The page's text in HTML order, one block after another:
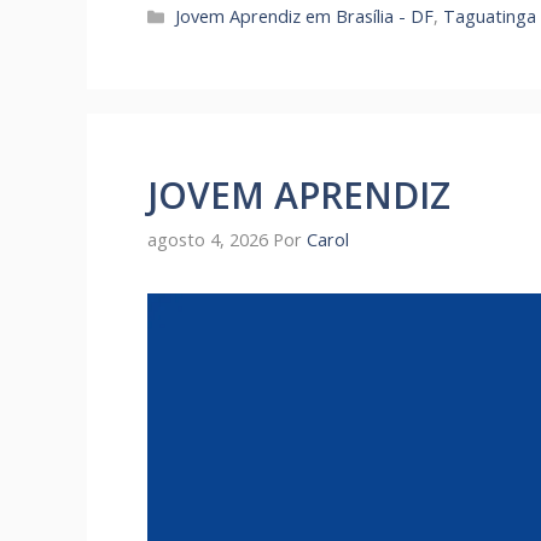
Categorias
Jovem Aprendiz em Brasília - DF, Taguatinga
JOVEM APRENDIZ
agosto 4, 2026 Por Carol